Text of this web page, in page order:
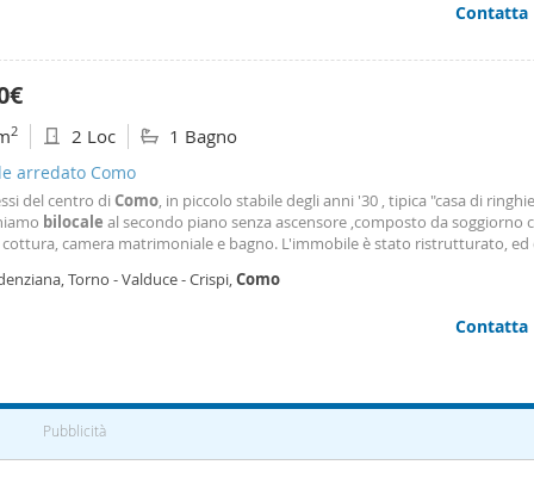
Contatta
2 2 Loc 1 Bagno
arredato Como
del centro di Como, in piccolo stabile degli anni '30 , tipica "casa di
bilocale al secondo piano senza ascensore ,composto da soggiorno
camera matrimoniale e bagno. L'immobile è stato ristrutturato, ed
tutti i giorni previo appuntamento. Per ulteriori chiarimenti e o
Torno - Valduce - Crispi,Como
Contatta
Pubblicità